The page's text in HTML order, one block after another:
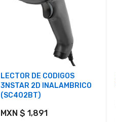
LECTOR DE CODIGOS
3NSTAR 2D INALAMBRICO
(SC402BT)
MXN $ 1,891